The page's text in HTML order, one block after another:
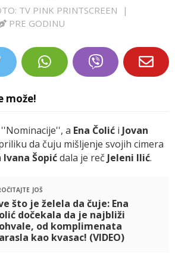
TV PINK PRINTSCREEN
|
PRE GODINU
može!
a Ena Čolić i Jovan
da čuju mišljenje svojih cimera
Ivana Šopićdala je reč Jeleni Ilić.
još
što je želela da čuje: Ena
dočekala da je najbliži
od komplimenata
kao kvasac! (VIDEO)